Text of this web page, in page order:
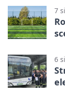
7
6